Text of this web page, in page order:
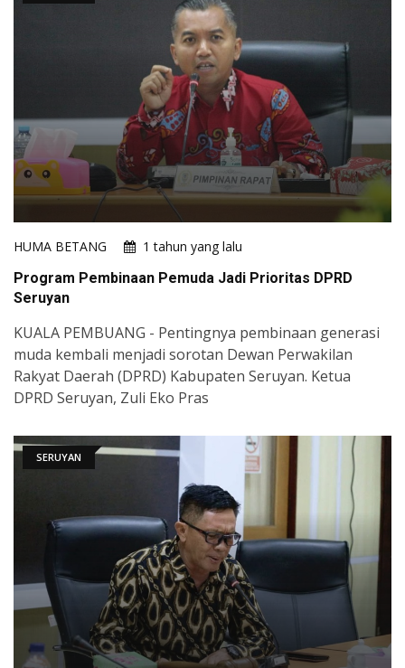
HUMA BETANG
1 tahun yang lalu
Program Pembinaan Pemuda Jadi Prioritas DPRD
Seruyan
KUALA PEMBUANG - Pentingnya pembinaan generasi
muda kembali menjadi sorotan Dewan Perwakilan
Rakyat Daerah (DPRD) Kabupaten Seruyan. Ketua
DPRD Seruyan, Zuli Eko Pras
SERUYAN